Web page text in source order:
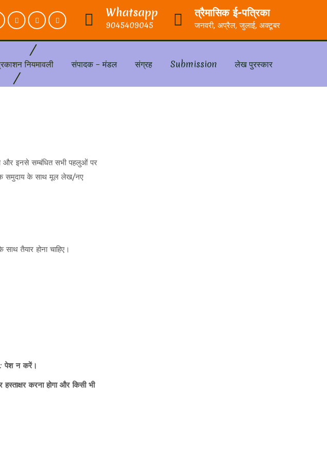
Whatsapp
9045409045
त्रैमासिक ई-पत्रिका
जनवरी, अप्रैल, जुलाई, अक्टूबर
नियमावली संपादक – मंडल संग्रह Submission लेख पुरस्कार
और इनसे सम्बंधित सभी पहलुओं पर
समुदाय के साथ मूल लेख/नए
तैयार होना चाहिए।
पेश न करें।
करना होगा और किसी भी